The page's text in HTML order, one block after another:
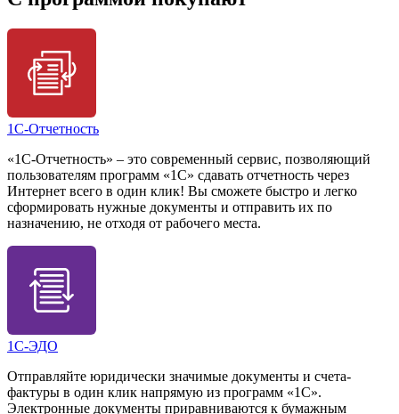
1С-Отчетность
«1С-Отчетность» – это современный сервис, позволяющий
пользователям программ «1С» сдавать отчетность через
Интернет всего в один клик! Вы сможете быстро и легко
сформировать нужные документы и отправить их по
назначению, не отходя от рабочего места.
1С-ЭДО
Отправляйте юридически значимые документы и счета-
фактуры в один клик напрямую из программ «1С».
Электронные документы приравниваются к бумажным